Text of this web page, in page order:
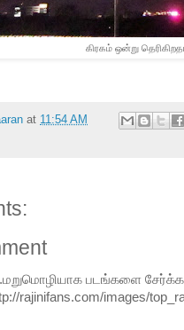
கிரகம் ஒன்று
at 11:54 AM
படங்களை சேர்க்க
rajinifans.com/images/